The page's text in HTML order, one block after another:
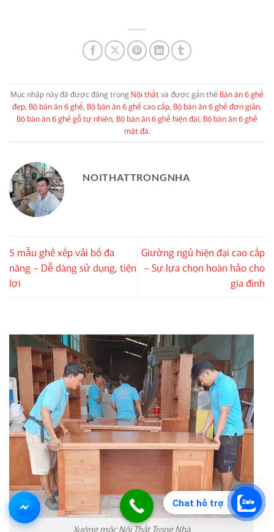
Chat hỗ trợ
Mục nhập này đã được đăng trong Nội thất và được gắn thẻ Bàn ăn 6 ghế
đẹp, Bộ bàn ăn 6 ghế, Bộ bàn ăn 6 ghế cao cấp, Bộ bàn ăn 6 ghế đơn giản,
Bộ bàn ăn 6 ghế gỗ tự nhiên, Bộ bàn ăn 6 ghế hiện đại, Bộ bàn ăn 6 ghế
mặt đá.
NOITHATTRONGNHA
5 mẫu ghế xếp vải bố đa
năng – Dễ dàng sử dụng, tiện
lợi
Giường ngủ hiện đại cao cấp
– Sự lựa chọn hoàn hảo cho
gia đình
Xưởng mộc Nội Thất Trong Nhà